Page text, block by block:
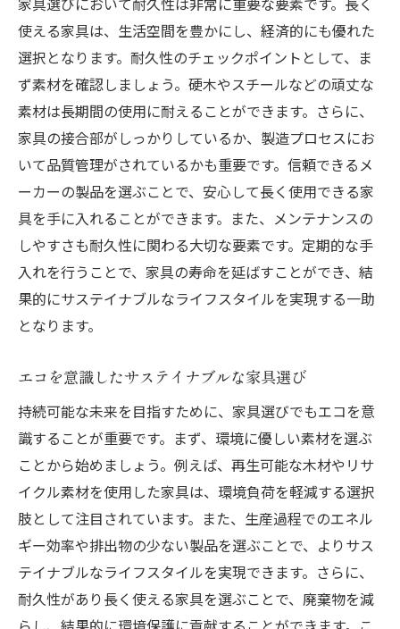
使える家具は、生活空間を豊かにし、経済的にも優れた
選択となります。耐久性のチェックポイントとして、ま
ず素材を確認しましょう。硬木やスチールなどの頑丈な
素材は長期間の使用に耐えることができます。さらに、
家具の接合部がしっかりしているか、製造プロセスにお
いて品質管理がされているかも重要です。信頼できるメ
ーカーの製品を選ぶことで、安心して長く使用できる家
具を手に入れることができます。また、メンテナンスの
しやすさも耐久性に関わる大切な要素です。定期的な手
入れを行うことで、家具の寿命を延ばすことができ、結
果的にサステイナブルなライフスタイルを実現する一助
となります。
エコを意識したサステイナブルな家具選び
持続可能な未来を目指すために、家具選びでもエコを意
識することが重要です。まず、環境に優しい素材を選ぶ
ことから始めましょう。例えば、再生可能な木材やリサ
イクル素材を使用した家具は、環境負荷を軽減する選択
肢として注目されています。また、生産過程でのエネル
ギー効率や排出物の少ない製品を選ぶことで、よりサス
テイナブルなライフスタイルを実現できます。さらに、
耐久性があり長く使える家具を選ぶことで、廃棄物を減